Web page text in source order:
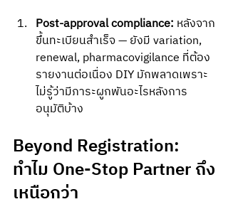
Post-approval compliance: หลังจาก
ขึ้นทะเบียนสำเร็จ — ยังมี variation,
renewal, pharmacovigilance ที่ต้อง
รายงานต่อเนื่อง DIY มักพลาดเพราะ
ไม่รู้ว่ามีภาระผูกพันอะไรหลังการ
อนุมัติบ้าง
Beyond Registration:
ทำไม One-Stop Partner ถึง
เหนือกว่า